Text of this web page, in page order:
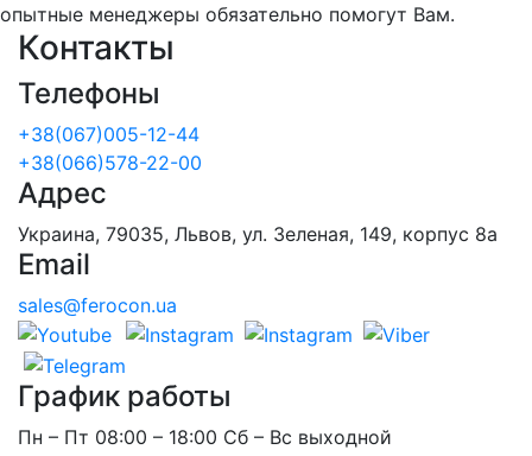
опытные менеджеры обязательно помогут Вам.
Контакты
Телефоны
+38(067)005-12-44
+38(066)578-22-00
Адрес
Украина, 79035, Львов, ул. Зеленая, 149, корпус 8а
Email
sales@ferocon.ua
График работы
Пн – Пт 08:00 – 18:00 Сб – Вс выходной